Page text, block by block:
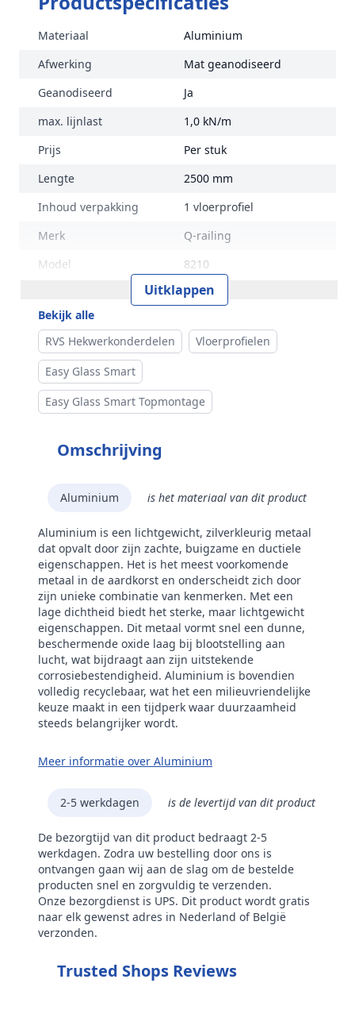
Materiaal
Aluminium
Afwerking
Mat geanodiseerd
Geanodiseerd
Ja
max. lijnlast
1,0 kN/m
Prijs
Per stuk
Lengte
2500 mm
Inhoud verpakking
1 vloerprofiel
Merk
Q-railing
Model
8210
Uitklappen
Bekijk alle
RVS Hekwerkonderdelen
Vloerprofielen
Easy Glass Smart
Easy Glass Smart Topmontage
Omschrijving
Aluminium is het materiaal van dit product
Aluminium is een lichtgewicht, zilverkleurig metaal
dat opvalt door zijn zachte, buigzame en ductiele
eigenschappen. Het is het meest voorkomende
metaal in de aardkorst en onderscheidt zich door
zijn unieke combinatie van kenmerken. Met een
lage dichtheid biedt het sterke, maar lichtgewicht
eigenschappen. Dit metaal vormt snel een dunne,
beschermende oxide laag bij blootstelling aan
lucht, wat bijdraagt aan zijn uitstekende
corrosiebestendigheid. Aluminium is bovendien
volledig recyclebaar, wat het een milieuvriendelijke
keuze maakt in een tijdperk waar duurzaamheid
steeds belangrijker wordt.
Meer informatie over Aluminium
2-5 werkdagen is de levertijd van dit product
De bezorgtijd van dit product bedraagt 2-5
werkdagen. Zodra uw bestelling door ons is
ontvangen gaan wij aan de slag om de bestelde
producten snel en zorgvuldig te verzenden.
Onze bezorgdienst is UPS. Dit product wordt gratis
naar elk gewenst adres in Nederland of België
verzonden.
Trusted Shops Reviews